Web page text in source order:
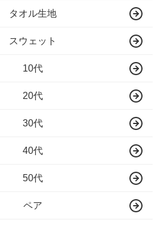
タオル生地
スウェット
10代
20代
30代
40代
50代
ペア